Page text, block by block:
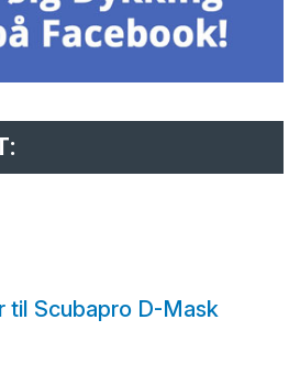
til Scubapro D-Mask